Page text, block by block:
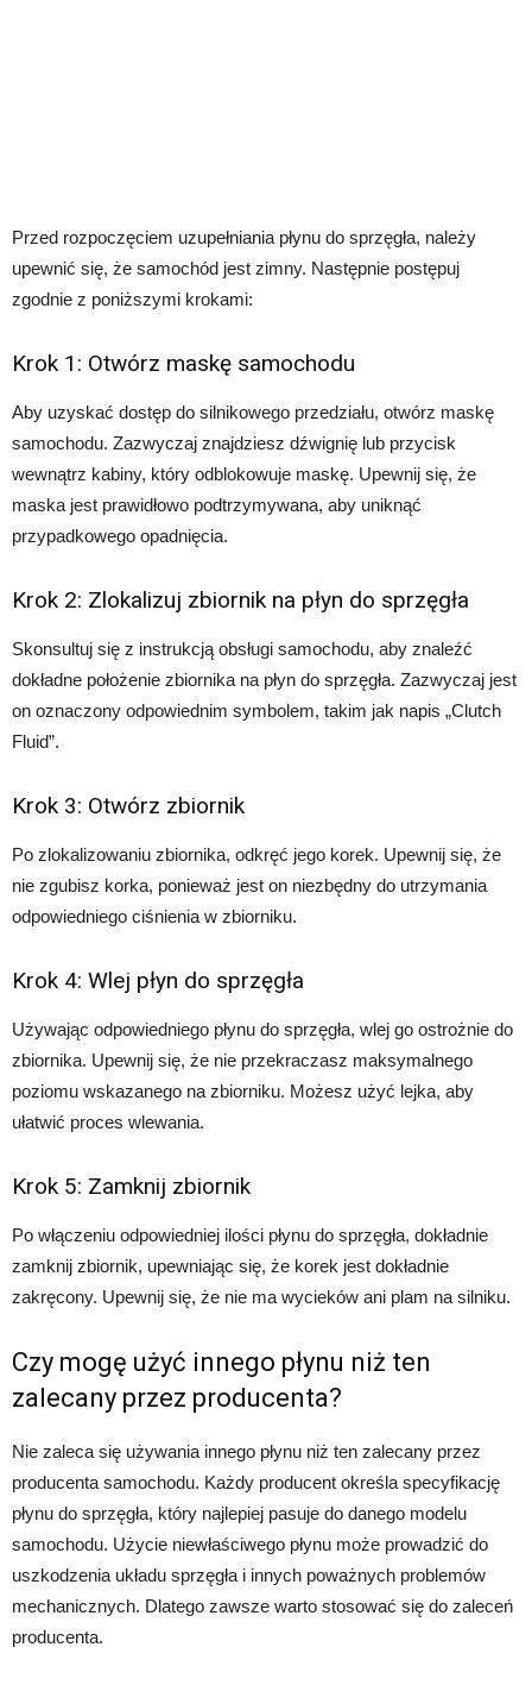
Przed rozpoczęciem uzupełniania płynu do sprzęgła, należy
upewnić się, że samochód jest zimny. Następnie postępuj
zgodnie z poniższymi krokami:
Krok 1: Otwórz maskę samochodu
Aby uzyskać dostęp do silnikowego przedziału, otwórz maskę
samochodu. Zazwyczaj znajdziesz dźwignię lub przycisk
wewnątrz kabiny, który odblokowuje maskę. Upewnij się, że
maska jest prawidłowo podtrzymywana, aby uniknąć
przypadkowego opadnięcia.
Krok 2: Zlokalizuj zbiornik na płyn do sprzęgła
Skonsultuj się z instrukcją obsługi samochodu, aby znaleźć
dokładne położenie zbiornika na płyn do sprzęgła. Zazwyczaj jest
on oznaczony odpowiednim symbolem, takim jak napis „Clutch
Fluid”.
Krok 3: Otwórz zbiornik
Po zlokalizowaniu zbiornika, odkręć jego korek. Upewnij się, że
nie zgubisz korka, ponieważ jest on niezbędny do utrzymania
odpowiedniego ciśnienia w zbiorniku.
Krok 4: Wlej płyn do sprzęgła
Używając odpowiedniego płynu do sprzęgła, wlej go ostrożnie do
zbiornika. Upewnij się, że nie przekraczasz maksymalnego
poziomu wskazanego na zbiorniku. Możesz użyć lejka, aby
ułatwić proces wlewania.
Krok 5: Zamknij zbiornik
Po włączeniu odpowiedniej ilości płynu do sprzęgła, dokładnie
zamknij zbiornik, upewniając się, że korek jest dokładnie
zakręcony. Upewnij się, że nie ma wycieków ani plam na silniku.
Czy mogę użyć innego płynu niż ten
zalecany przez producenta?
Nie zaleca się używania innego płynu niż ten zalecany przez
producenta samochodu. Każdy producent określa specyfikację
płynu do sprzęgła, który najlepiej pasuje do danego modelu
samochodu. Użycie niewłaściwego płynu może prowadzić do
uszkodzenia układu sprzęgła i innych poważnych problemów
mechanicznych. Dlatego zawsze warto stosować się do zaleceń
producenta.